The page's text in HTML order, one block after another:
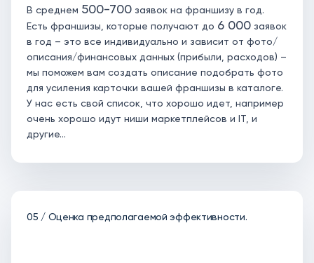
В среднем 500-700 заявок на франшизу в год.
Есть франшизы, которые получают до 6 000 заявок
в год – это все индивидуально и зависит от фото/
описания/финансовых данных (прибыли, расходов) –
мы поможем вам создать описание подобрать фото
для усиления карточки вашей франшизы в каталоге.
У нас есть свой список, что хорошо идет, например
очень хорошо идут ниши маркетплейсов и IT, и
другие…
05 / Оценка предполагаемой эффективности.